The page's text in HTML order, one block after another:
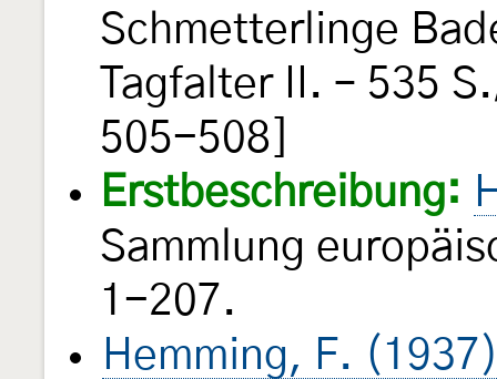
Schmetterlinge
Tagfalter II. – 535
505-508]
Erstbeschreibung:
Sammlung
1-207.
Hemming, F.